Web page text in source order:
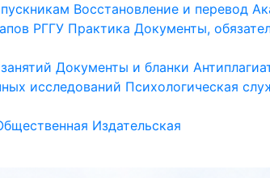
Восстановление и перевод
РГГУ Практика Документы,
Документы и бланки
исследований Психологическая
Издательская